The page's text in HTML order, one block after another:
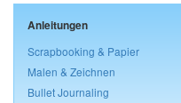
Anleitungen
Scrapbooking & Papier
Malen & Zeichnen
Bullet Journaling